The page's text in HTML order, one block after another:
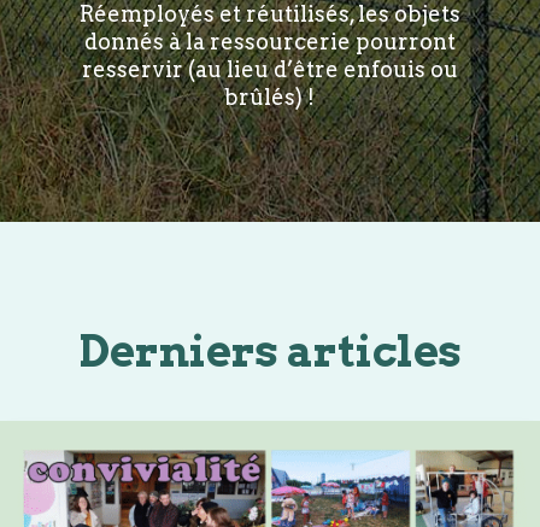
Réemployés et réutilisés, les objets
donnés à la ressourcerie pourront
resservir (au lieu d’être enfouis ou
brûlés) !
Derniers articles